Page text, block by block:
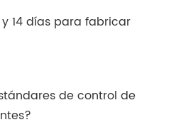
14 días para fabricar
de control de